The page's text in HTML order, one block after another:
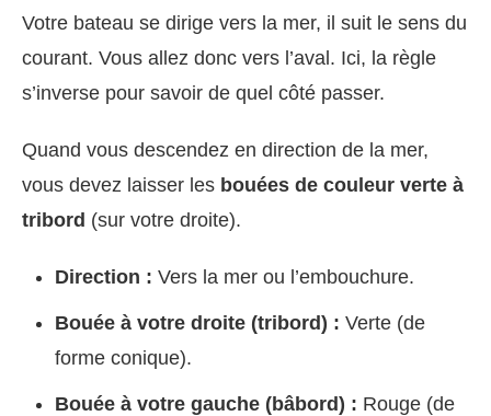
Votre bateau se dirige vers la mer, il suit le sens du
courant. Vous allez donc vers l’aval. Ici, la règle
s’inverse pour savoir de quel côté passer.
Quand vous descendez en direction de la mer,
vous devez laisser les bouées de couleur verte à
tribord (sur votre droite).
Direction : Vers la mer ou l’embouchure.
Bouée à votre droite (tribord) : Verte (de
forme conique).
Bouée à votre gauche (bâbord) : Rouge (de